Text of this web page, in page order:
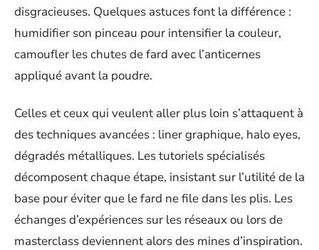
disgracieuses. Quelques astuces font la différence :
humidifier son pinceau pour intensifier la couleur,
camoufler les chutes de fard avec l’anticernes
appliqué avant la poudre.
Celles et ceux qui veulent aller plus loin s’attaquent à
des techniques avancées : liner graphique, halo eyes,
dégradés métalliques. Les tutoriels spécialisés
décomposent chaque étape, insistant sur l’utilité de la
base pour éviter que le fard ne file dans les plis. Les
échanges d’expériences sur les réseaux ou lors de
masterclass deviennent alors des mines d’inspiration.